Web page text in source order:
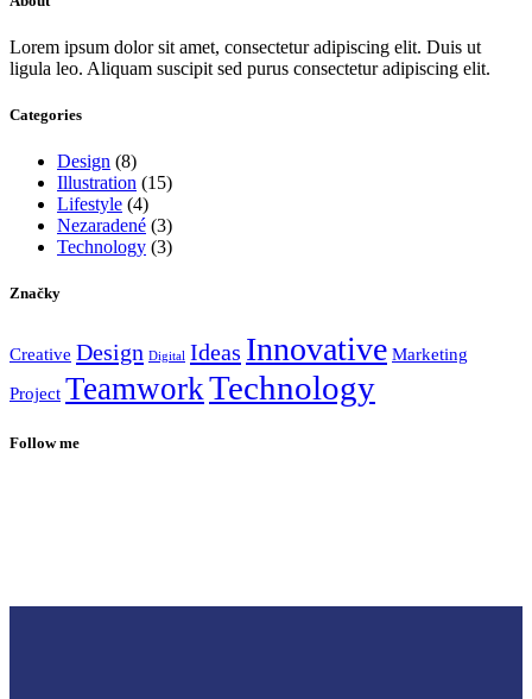
Lorem ipsum dolor sit amet, consectetur adipiscing elit. Duis ut
ligula leo. Aliquam suscipit sed purus consectetur adipiscing elit.
Categories
Design (8)
Illustration (15)
Lifestyle (4)
Nezaradené (3)
Technology (3)
Značky
Creative Design Digital Ideas Innovative Marketing
Project TeamworkTechnology
Follow me